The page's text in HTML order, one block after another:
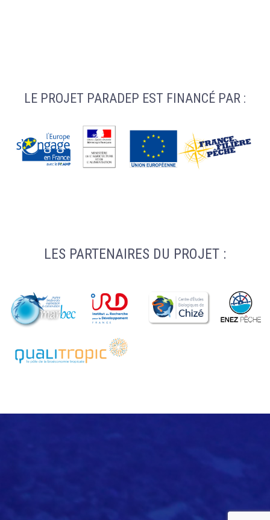
LE PROJET PARADEP EST FINANCÉ PAR :
LES PARTENAIRES DU PROJET :